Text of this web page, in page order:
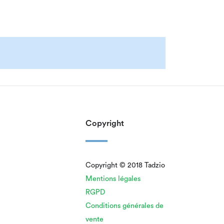
Copyright
Copyright © 2018 Tadzio
Mentions légales
RGPD
Conditions générales de
vente